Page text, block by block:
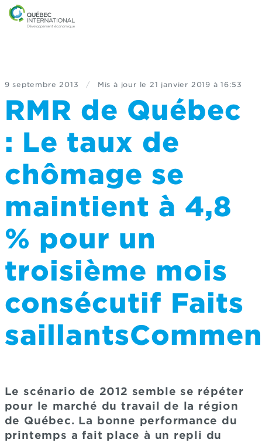
9 septembre 2013 / Mis à jour le 21 janvier 2019 à 16:53
RMR de Québec
: Le taux de
chômage se
maintient à 4,8
% pour un
troisième mois
consécutif Faits
Le scénario de 2012 semble se répéter
pour le marché du travail de la région
de Québec. La bonne performance du
printemps a fait place à un repli du